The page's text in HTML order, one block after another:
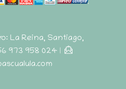
La Reina, Santiago,
973 958 024 |